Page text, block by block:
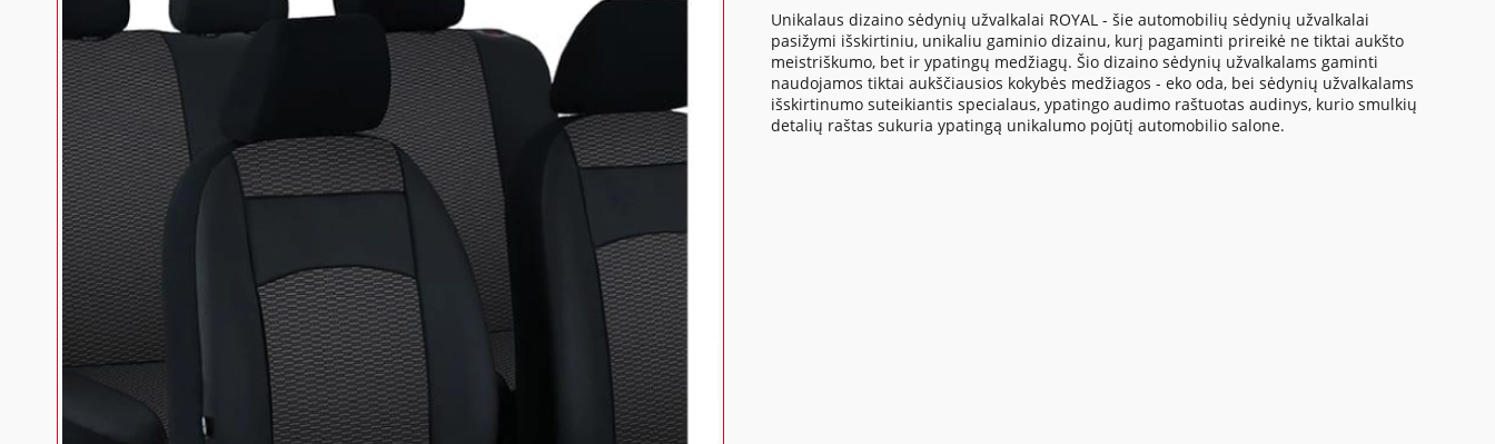
Unikalaus dizaino sėdynių užvalkalai ROYAL - šie automobilių sėdynių užvalkalai
pasižymi išskirtiniu, unikaliu gaminio dizainu, kurį pagaminti prireikė ne tiktai aukšto
meistriškumo, bet ir ypatingų medžiagų. Šio dizaino sėdynių užvalkalams gaminti
naudojamos tiktai aukščiausios kokybės medžiagos - eko oda, bei sėdynių užvalkalams
išskirtinumo suteikiantis specialaus, ypatingo audimo raštuotas audinys, kurio smulkių
detalių raštas sukuria ypatingą unikalumo pojūtį automobilio salone.